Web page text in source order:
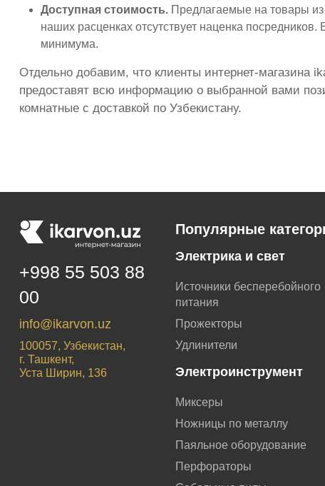
Доступная стоимость. Предлагаемые на товары
наших расценках отсутствует наценка
минимума.
Отдельно добавим, что клиенты интернет-магазина
предоставят всю информацию о выбранной вами
комнатные с доставкой по Узбекистану.
+998 55 503 88
00
info@ikarvon.uz
100057, Узбекистан,
г. Ташкент,
Уста Ширин, 136
Популярные
Электрика и свет
Источники бесперебойного
питания
Прожекторы
Удлинители
Электроинструмент
Миксеры
Ножницы по металлу
Паяльное оборудование
Перфораторы